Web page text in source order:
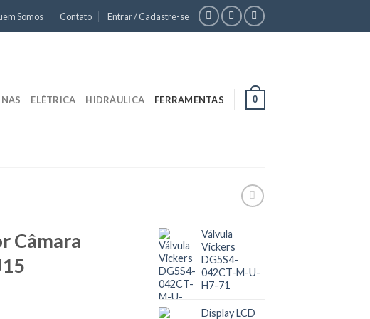
Somos Contato Entrar / Cadastre-se
ELÉTRICA HIDRÁULICA FERRAMENTAS 0
Câmara
Válvula
Vickers
DG5S4-
042CT-M-U-
H7-71
Display LCD